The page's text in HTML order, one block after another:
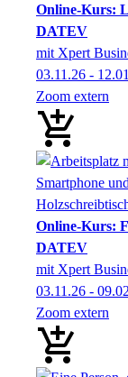
Online-Kurs:
DATEV
mit Xpert
03.11.26 -
Zoom extern
Online-Kurs:
DATEV
mit Xpert
03.11.26 -
Zoom extern